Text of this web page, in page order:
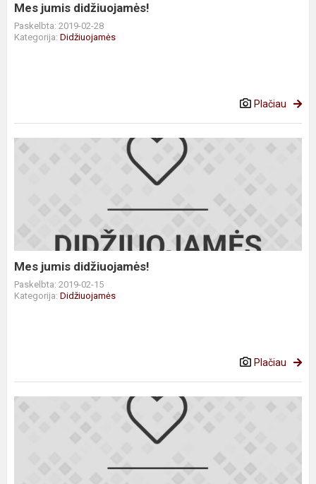
Mes jumis didžiuojamės!
Paskelbta: 2019-02-28
Kategorija: Didžiuojamės
Plačiau
Mes
Mes jumis didžiuojamės!
Paskelbta: 2019-02-15
Kategorija: Didžiuojamės
Plačiau
Mes